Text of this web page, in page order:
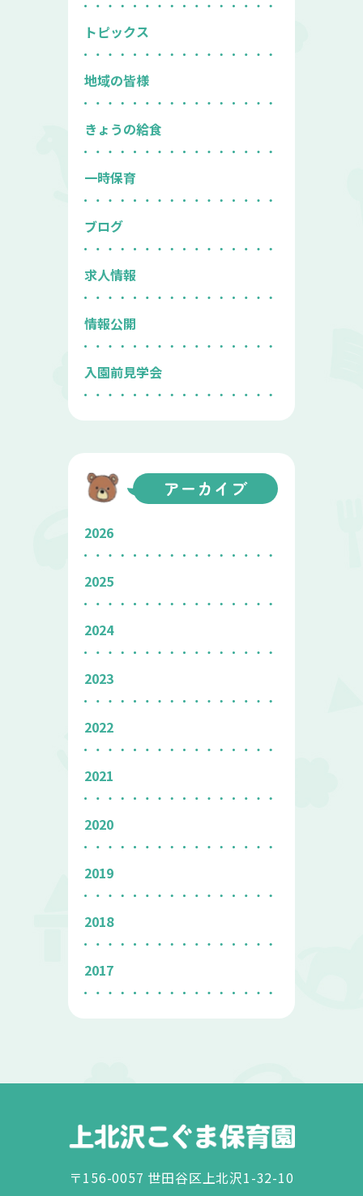
トピックス
地域の皆様
きょうの給食
一時保育
ブログ
求人情報
情報公開
入園前見学会
アーカイブ
2026
2025
2024
2023
2022
2021
2020
2019
2018
2017
〒156-0057 世田谷区上北沢1-32-10